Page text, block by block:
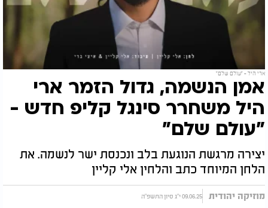
ארי היל - "עולם שלם"
אמן הנשמה, גדול הזמר ארי
היל משחרר סינגל קליפ חדש -
"עולם שלם"
יצירה מרגשת הנוגעת בלב ונכנסת ישר לנשמה. את
הלחן המיוחד כתב והלחין אלי קליין
מוזיקה יהודית 09.06.25 י"ג סיון התשפ"ה